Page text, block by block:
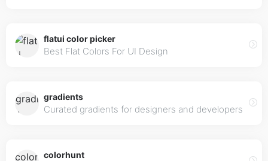
flatui color picker
Best Flat Colors For UI Design
gradients
Curated gradients for designers and developers
colorhunt